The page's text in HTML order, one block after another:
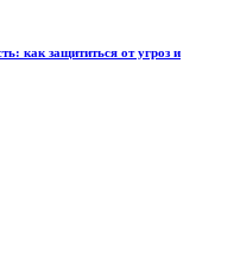
как защититься от угроз и